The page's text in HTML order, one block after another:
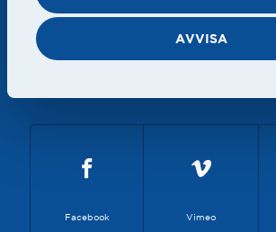
AVVISA
Facebook Vimeo